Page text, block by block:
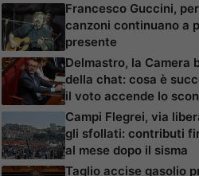
Francesco Guccini,
canzoni continuano a
presente
Delmastro, la Camera
della chat: cosa è
il voto accende lo
Campi Flegrei, via
gli sfollati: contributi
al mese dopo il sisma
Taglio accise gasolio